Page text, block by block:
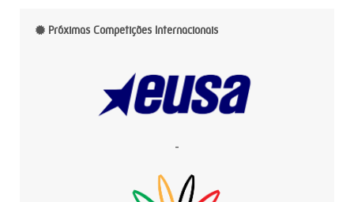
Próximas Competições Internacionais
-